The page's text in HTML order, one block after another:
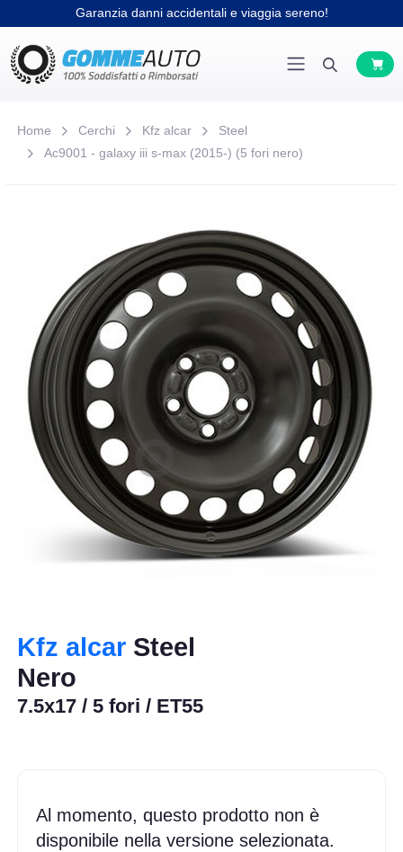
Garanzia danni accidentali e viaggia sereno!
Home Cerchi Kfz alcar
Steel
Ac9001 - galaxy iii s-max (2015-) (5 fori nero)
Kfz alcar Steel
Nero
7.5x17 / 5 fori / ET55
Al momento, questo prodotto non è
disponibile nella versione selezionata.